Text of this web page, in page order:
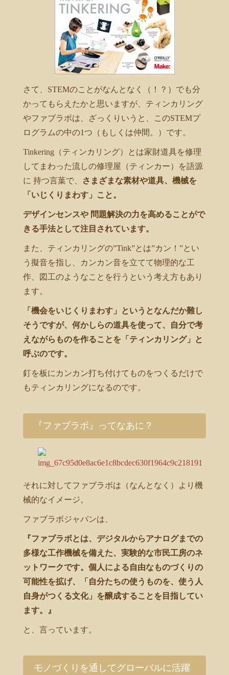
さて、STEMのことがなんとなく（！？）でも分
かってもらえたかと思いますが、ティンカリング
やファブラボは、ざっくりいうと、このSTEMプ
ログラムの中の1つ（もしくは仲間。）です。
Tinkering（ティンカリング）とは家財道具を修理
してまわった流しの修理屋（ティンカー）を語源
に 持つ言葉で、
さまざまな素材や道具、機械を
「いじくりまわす」こと。
デザインセンスや 問題解決の力を高めることがで
きる手法として注目されています。
また、ティンカリングの”Tink”とは”カン！”とい
う擬音を指し、カンカン音を立てて物理的な工
作、図工のようなことを行うという考え方もあり
ます。
「機会をいじくりまわす」というとなんだか難し
そうですが、何かしらの道具を使って、自分で考
えながらものを作ることを「ティンカリング」と
呼ぶのです。
釘を板にカンカン打ち付けてものをつくるだけで
もティンカリングになるのです。
『ファブラボ』ってなあに？
それに対してファブラボは（なんとなく）より機
械的なイメージ。
ファブラボジャパンは、
『ファブラボとは、デジタルからアナログまでの
多様な工作機械を備えた、実験的な市民工房のネ
ットワークです。個人による自由なものづくりの
可能性を拡げ、「自分たちの使うものを、使う人
自身がつくる文化」を醸成することを目指してい
ます。』
と、言っています。
モノづくりを通してグローバルに活躍